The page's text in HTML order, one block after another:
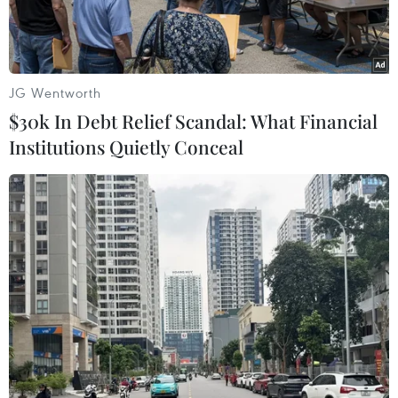
Các bị cáo nghe tòa tuyên án. (Ảnh: Phạm Kiên/TTXVN)
Sau 3 ngày xét xử phúc thẩm, chiều 11/11, Hội
đồng xét xử của Tòa án nhân dân cấp cao tại Hà
Nội đã tuyên án phúc thẩm đối với 12 bị cáo có
đơn kháng cáo trong vụ án xảy ra tại Công ty
JG Wentworth
$30k In Debt Relief Scandal: What Financial
Institutions Quietly Conceal